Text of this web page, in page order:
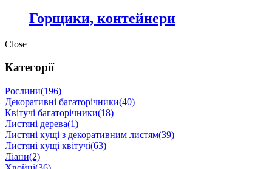
Горщики, контейнери
Close
Категорії
Рослини(196)
Декоративні багаторічники(40)
Квітучі багаторічники(18)
Листяні дерева(1)
Листяні кущі з декоративним листям(39)
Листяні кущі квітучі(63)
Ліани(2)